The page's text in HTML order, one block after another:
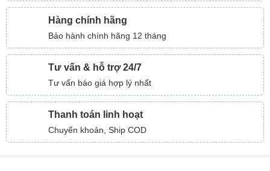
Hàng chính hãng
Bảo hành chính hãng 12 tháng
Tư vấn & hỗ trợ 24/7
Tư vấn báo giá hợp lý nhất
Thanh toán linh hoạt
Chuyển khoản, Ship COD